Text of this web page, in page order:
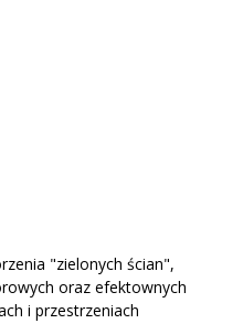
"zielonych ścian",
oraz efektownych
i przestrzeniach